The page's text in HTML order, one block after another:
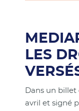
LES
Dans un
avril et signé